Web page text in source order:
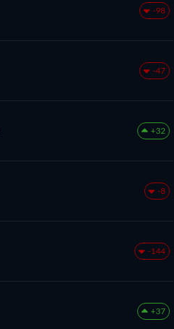
-98
-47
+32
-8
-144
+37